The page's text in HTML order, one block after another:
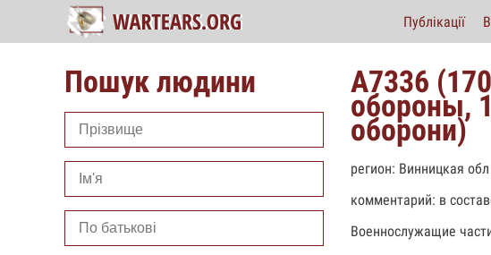
Публікації
Пошук людини А7336
обороны,
оборони)
регион: Винницкая обл
комментарий: в
Военнослужащие